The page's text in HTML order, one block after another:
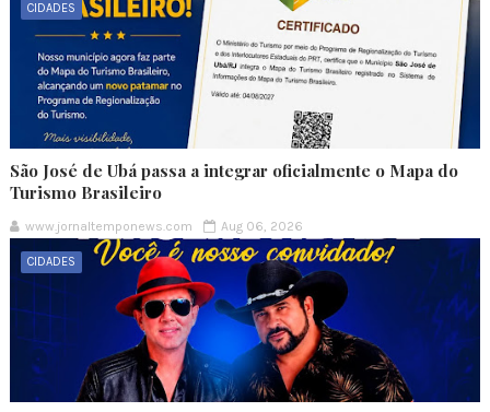
CIDADES
São José de Ubá passa a integrar oficialmente o Mapa do
Turismo Brasileiro
www.jornaltemponews.com Aug 06, 2026
CIDADES